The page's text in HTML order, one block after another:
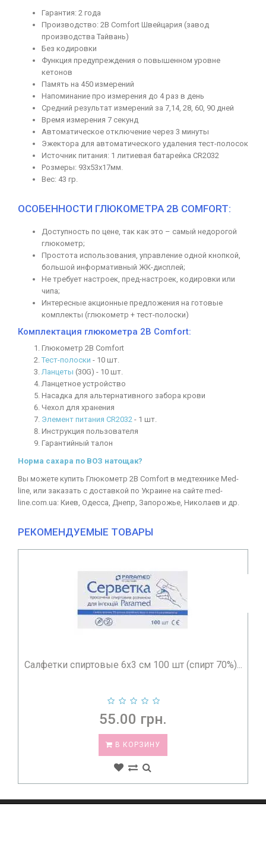
Гарантия: 2 года
Производство: 2B Comfort Швейцария (завод
производства Тайвань)
Без кодировки
Функция предупреждения о повышенном уровне
кетонов
Память на 450 измерений
Напоминание про измерения до 4 раз в день
Средний результат измерений за 7,14, 28, 60, 90 дней
Время измерения 7 секунд
Автоматическое отключение через 3 минуты
Эжектора для автоматического удаления тест-полосок
Источник питания: 1 литиевая батарейка CR2032
Розмеры: 93x53x17мм.
Вес: 43 гр.
ОСОБЕННОСТИ ГЛЮКОМЕТРА 2B COMFORT:
Доступность по цене, так как это – самый недорогой
глюкометр;
Простота использования, управление одной кнопкой,
большой информативный ЖК-дисплей;
Не требует настроек, пред-настроек, кодировки или
чипа;
Интересные акционные предложения на готовые
комплекты (глюкометр + тест-полоски)
Комплектация глюкометра 2В Comfort:
Глюкометр 2В Comfort
Тест-полоски - 10 шт.
Ланцеты (30G) - 10 шт.
Ланцетное устройство
Насадка для альтернативного забора крови
Чехол для хранения
Элемент питания CR2032 - 1 шт.
Инструкция пользователя
Гарантийный талон
Норма сахара по ВОЗ натощак?
Вы можете купить Глюкометр 2B Comfort в медтехнике Med-
line, или заказать с доставкой по Украине на сайте med-
line.com.ua: Киев, Одесса, Днепр, Запорожье, Николаев и др.
РЕКОМЕНДУЕМЫЕ ТОВАРЫ
Ланцеты для глюкометра Microlet 25 шт с
85.00 грн.
В КОРЗИНУ